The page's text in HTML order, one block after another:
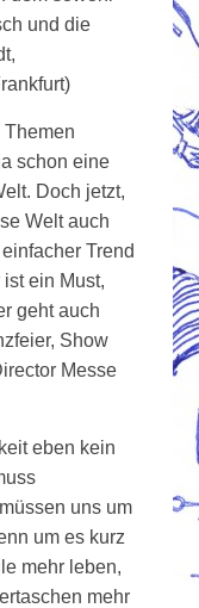
und die
Themen
schon eine
Doch jetzt,
Welt auch
Trend
ein Must,
geht auch
Show
Messe
eben kein
uns um
um es kurz
mehr leben,
mehr